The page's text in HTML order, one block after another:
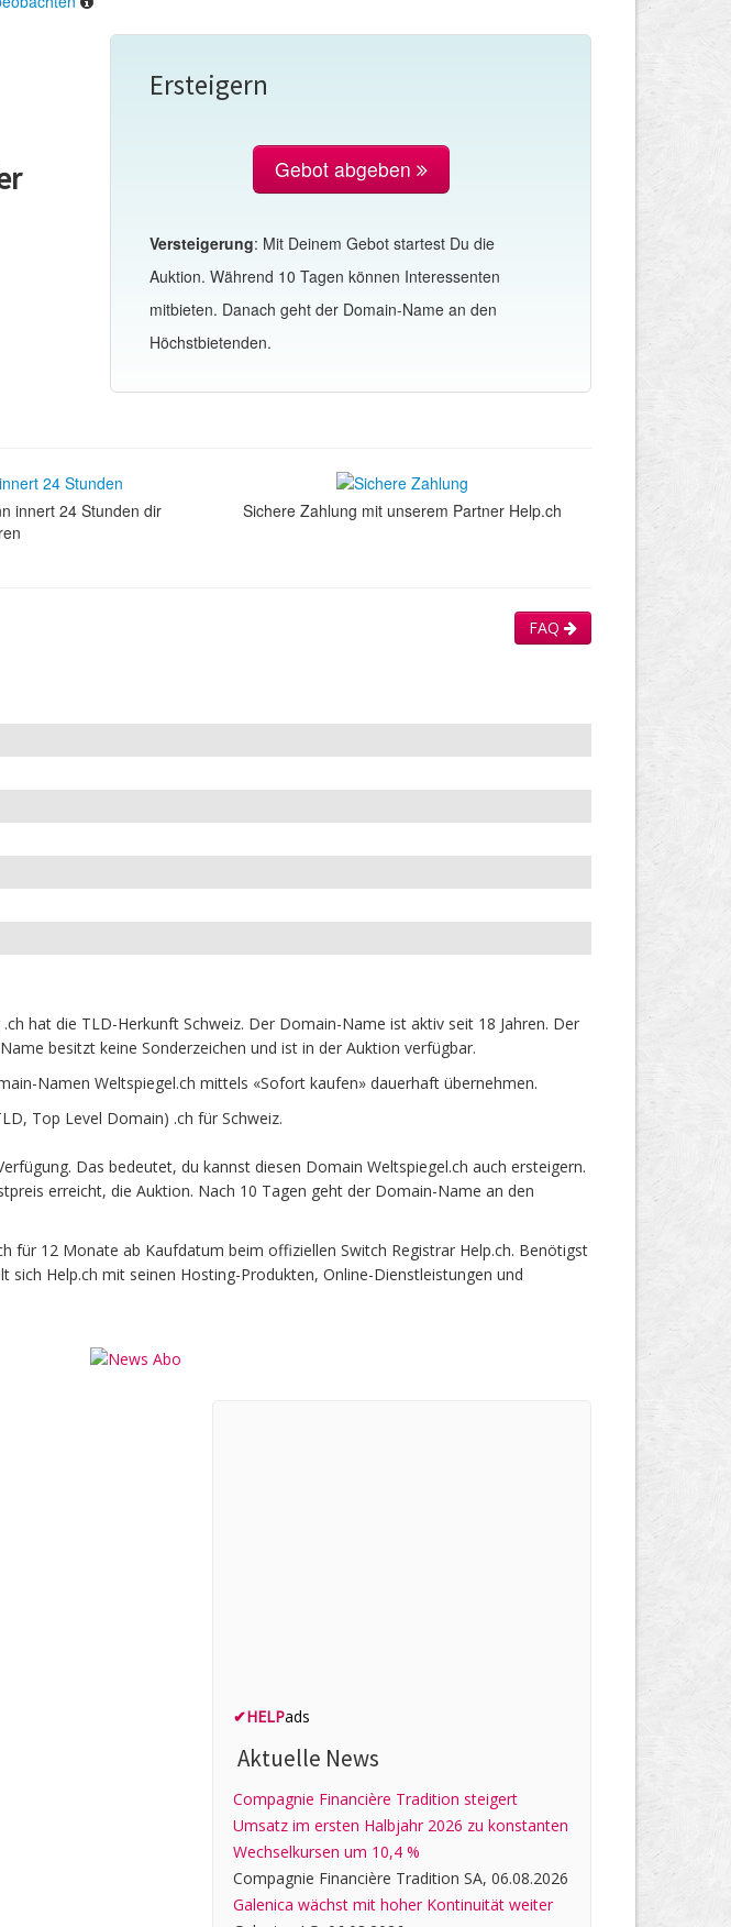
Ersteigern
Gebot abgeben
Versteigerung: Mit Deinem Gebot startest Du die
Auktion. Während 10 Tagen können Interessenten
mitbieten. Danach geht der Domain-Name an den
Höchstbietenden.
innert 24 Stunden dir
Sichere Zahlung mit unserem Partner Help.ch
FAQ
hat die TLD-Herkunft Schweiz. Der Domain-Name ist aktiv seit 18 Jahren. Der
besitzt keine Sonderzeichen und ist in der Auktion verfügbar.
Namen Weltspiegel.ch mittels «Sofort kaufen» dauerhaft übernehmen.
Top Level Domain) .ch für Schweiz.
Das bedeutet, du kannst diesen Domain Weltspiegel.ch auch ersteigern.
erreicht, die Auktion. Nach 10 Tagen geht der Domain-Name an den
für 12 Monate ab Kaufdatum beim offiziellen Switch Registrar Help.ch. Benötigst
Help.ch mit seinen Hosting-Produkten, Online-Dienstleistungen und
✔HELPads
Aktuelle News
Compagnie Financière Tradition steigert
Umsatz im ersten Halbjahr 2026 zu konstanten
Wechselkursen um 10,4 %
Compagnie Financière Tradition SA, 06.08.2026
Galenica wächst mit hoher Kontinuität weiter